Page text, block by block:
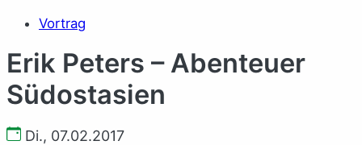
Vortrag
Erik Peters – Abenteuer
Südostasien
Di., 07.02.2017